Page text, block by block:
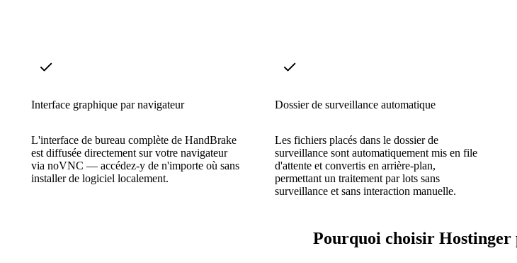
Interface graphique par navigateur
L'interface de bureau complète de HandBrake
est diffusée directement sur votre navigateur
via noVNC — accédez-y de n'importe où sans
installer de logiciel localement.
Dossier de surveillance automatique
Les fichiers placés dans le dossier de
surveillance sont automatiquement mis en file
d'attente et convertis en arrière-plan,
permettant un traitement par lots sans
surveillance et sans interaction manuelle.
Pourquoi choisir